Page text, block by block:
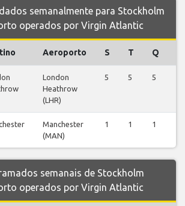
semanalmente para Stockholm
operados por Virgin Atlantic
Aeroporto S T Q
London
Heathrow
(LHR)
5 5 5
Manchester
(MAN)
1 1 1
semanais de Stockholm
operados por Virgin Atlantic